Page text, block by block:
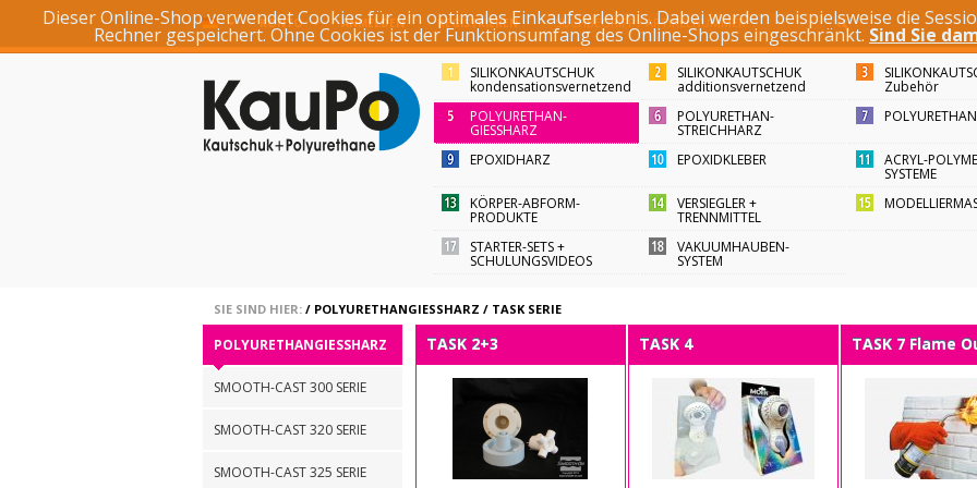
Dieser Online-Shop verwendet Cookies für ein optimales Einkaufserlebnis. Dabei werden beispielsweise die
Rechner gespeichert. Ohne Cookies ist der Funktionsumfang des Online-Shops eingeschränkt. Sind Sie
KONTO ANMELDEN REGISTRIEREN SUCHBEGRIFF / ARTIKELNUMMER
SILIKONKAUTSCHUK
kondensationsvernetzend
SILIKONKAUTSCHUK
additionsvernetzend Zubehör
POLYURETHAN-
GIESSHARZ
POLYURETHAN-
STREICHHARZ
EPOXIDHARZ EPOXIDKLEBER ACRYL-
SYSTEME
KÖRPER-ABFORM-
PRODUKTE
VERSIEGLER +
TRENNMITTEL
STARTER-SETS +
SCHULUNGSVIDEOS
VAKUUMHAUBEN-
SYSTEM
SIE SIND HIER:/ POLYURETHANGIESSHARZ / TASK SERIE
POLYURETHANGIESSHARZ
SMOOTH-CAST 300 SERIE
SMOOTH-CAST 320 SERIE
SMOOTH-CAST 325 SERIE
TASK 2+3 TASK 4 TASK 7 Flame